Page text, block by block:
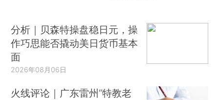
分析｜贝森特操盘稳日元，操
作巧思能否撬动美日货币基本
面
2026年08月06日
火线评论｜广东雷州“特教老